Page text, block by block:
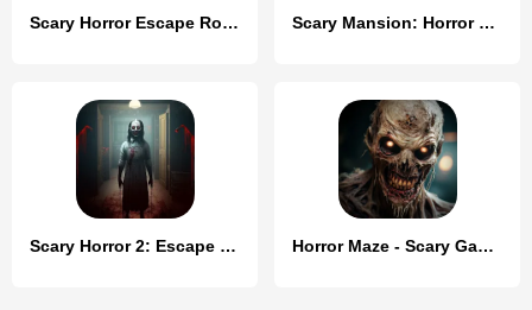
Scary Horror Escape Room Games Scary Mansion: Horror Game 3D
Scary Horror 2: Escape Games Horror Maze - Scary Games